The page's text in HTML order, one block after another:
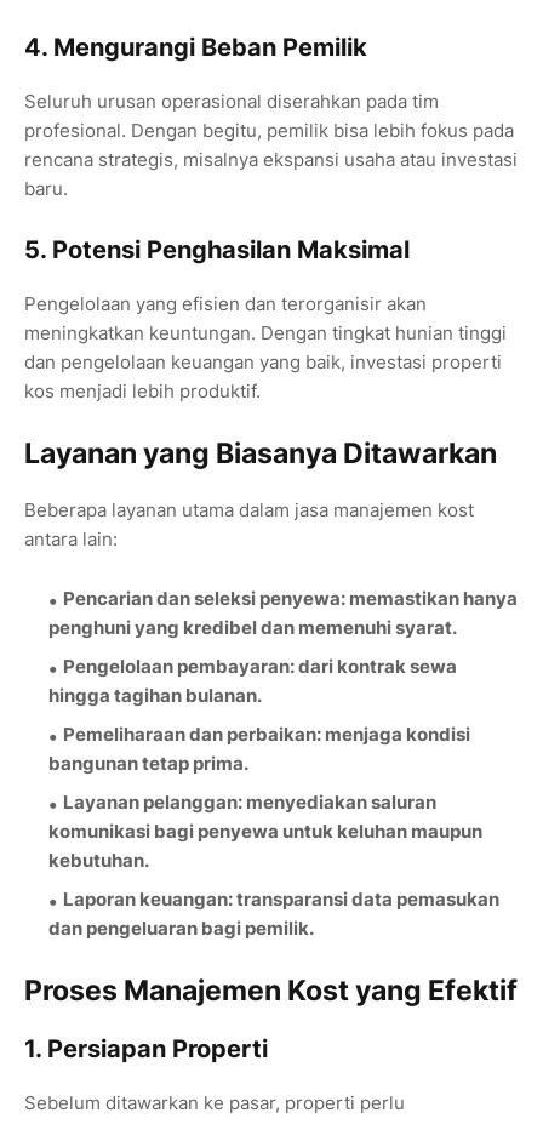
4. Mengurangi Beban Pemilik
Seluruh urusan operasional diserahkan pada tim
profesional. Dengan begitu, pemilik bisa lebih fokus pada
rencana strategis, misalnya ekspansi usaha atau investasi
baru.
5. Potensi Penghasilan Maksimal
Pengelolaan yang efisien dan terorganisir akan
meningkatkan keuntungan. Dengan tingkat hunian tinggi
dan pengelolaan keuangan yang baik, investasi properti
kos menjadi lebih produktif.
Layanan yang Biasanya Ditawarkan
Beberapa layanan utama dalam jasa manajemen kost
antara lain:
Pencarian dan seleksi penyewa: memastikan hanya
penghuni yang kredibel dan memenuhi syarat.
Pengelolaan pembayaran: dari kontrak sewa
hingga tagihan bulanan.
Pemeliharaan dan perbaikan: menjaga kondisi
bangunan tetap prima.
Layanan pelanggan: menyediakan saluran
komunikasi bagi penyewa untuk keluhan maupun
kebutuhan.
Laporan keuangan: transparansi data pemasukan
dan pengeluaran bagi pemilik.
Proses Manajemen Kost yang Efektif
1. Persiapan Properti
Sebelum ditawarkan ke pasar, properti perlu